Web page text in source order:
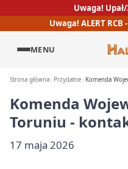
Uwaga!
Uwaga! ALERT
MENU
Strona główna Przydatne Komenda
Komenda
Toruniu -
17 maja 2026